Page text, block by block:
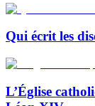
Qui écrit les
L’Église